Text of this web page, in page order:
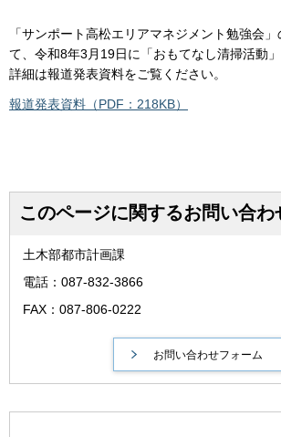
「サンポート高松エリアマネジメント勉強会
て、令和8年3月19日に「おもてなし清掃活動」
詳細は報道発表資料をご覧ください。
報道発表資料（PDF：218KB）
このページに関するお問い合わ
土木部都市計画課
電話：087-832-3866
FAX：087-806-0222